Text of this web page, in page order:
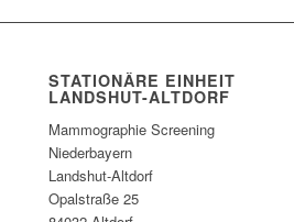
STATIONÄRE EINHEIT
LANDSHUT-ALTDORF
Mammographie Screening
Niederbayern
Landshut-Altdorf
Opalstraße 25